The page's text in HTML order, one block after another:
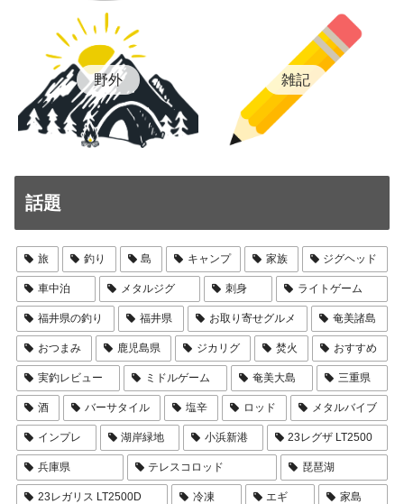
野外 雑記
話題
旅 釣り 島 キャンプ 家族 ジグヘッド
車中泊 メタルジグ 刺身 ライトゲーム
福井県の釣り 福井県 お取り寄せグルメ 奄美諸島
おつまみ 鹿児島県 ジカリグ 焚火 おすすめ
実釣レビュー ミドルゲーム 奄美大島 三重県
酒 バーサタイル 塩辛 ロッド メタルバイブ
インプレ 湖岸緑地 小浜新港 23レグザ LT2500
兵庫県 テレスコロッド 琵琶湖
23レガリス LT2500D 冷凍 エギ 家島